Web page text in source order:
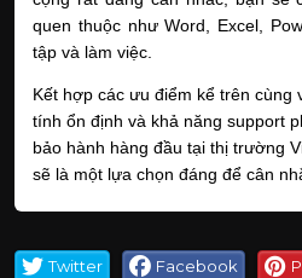
quen thuộc như Word, Excel,
tập và làm việc.
Kết hợp các ưu điểm kể trên cùng
tính ổn định và khả năng support
bảo hành hàng đầu tại thị trường
sẽ là một lựa chọn đáng để cân
Twitter Facebook